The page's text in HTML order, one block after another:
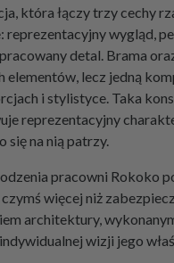
która łączy trzy cechy
reprezentacyjny wygląd,
detal. Brama
elementów, lecz jedną
i stylistyce. Taka
reprezentacyjny
się na nią patrzy.
pracowni Rokoko
więcej niż
architektury,
wizji jego